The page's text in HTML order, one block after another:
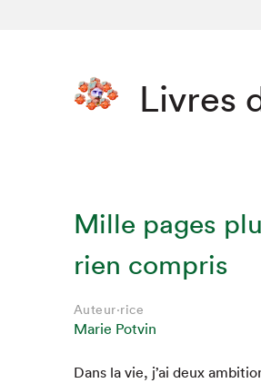
Livres
Mille pages
rien compris
Auteur·rice
Marie Potvin
Dans la vie, j’ai deux